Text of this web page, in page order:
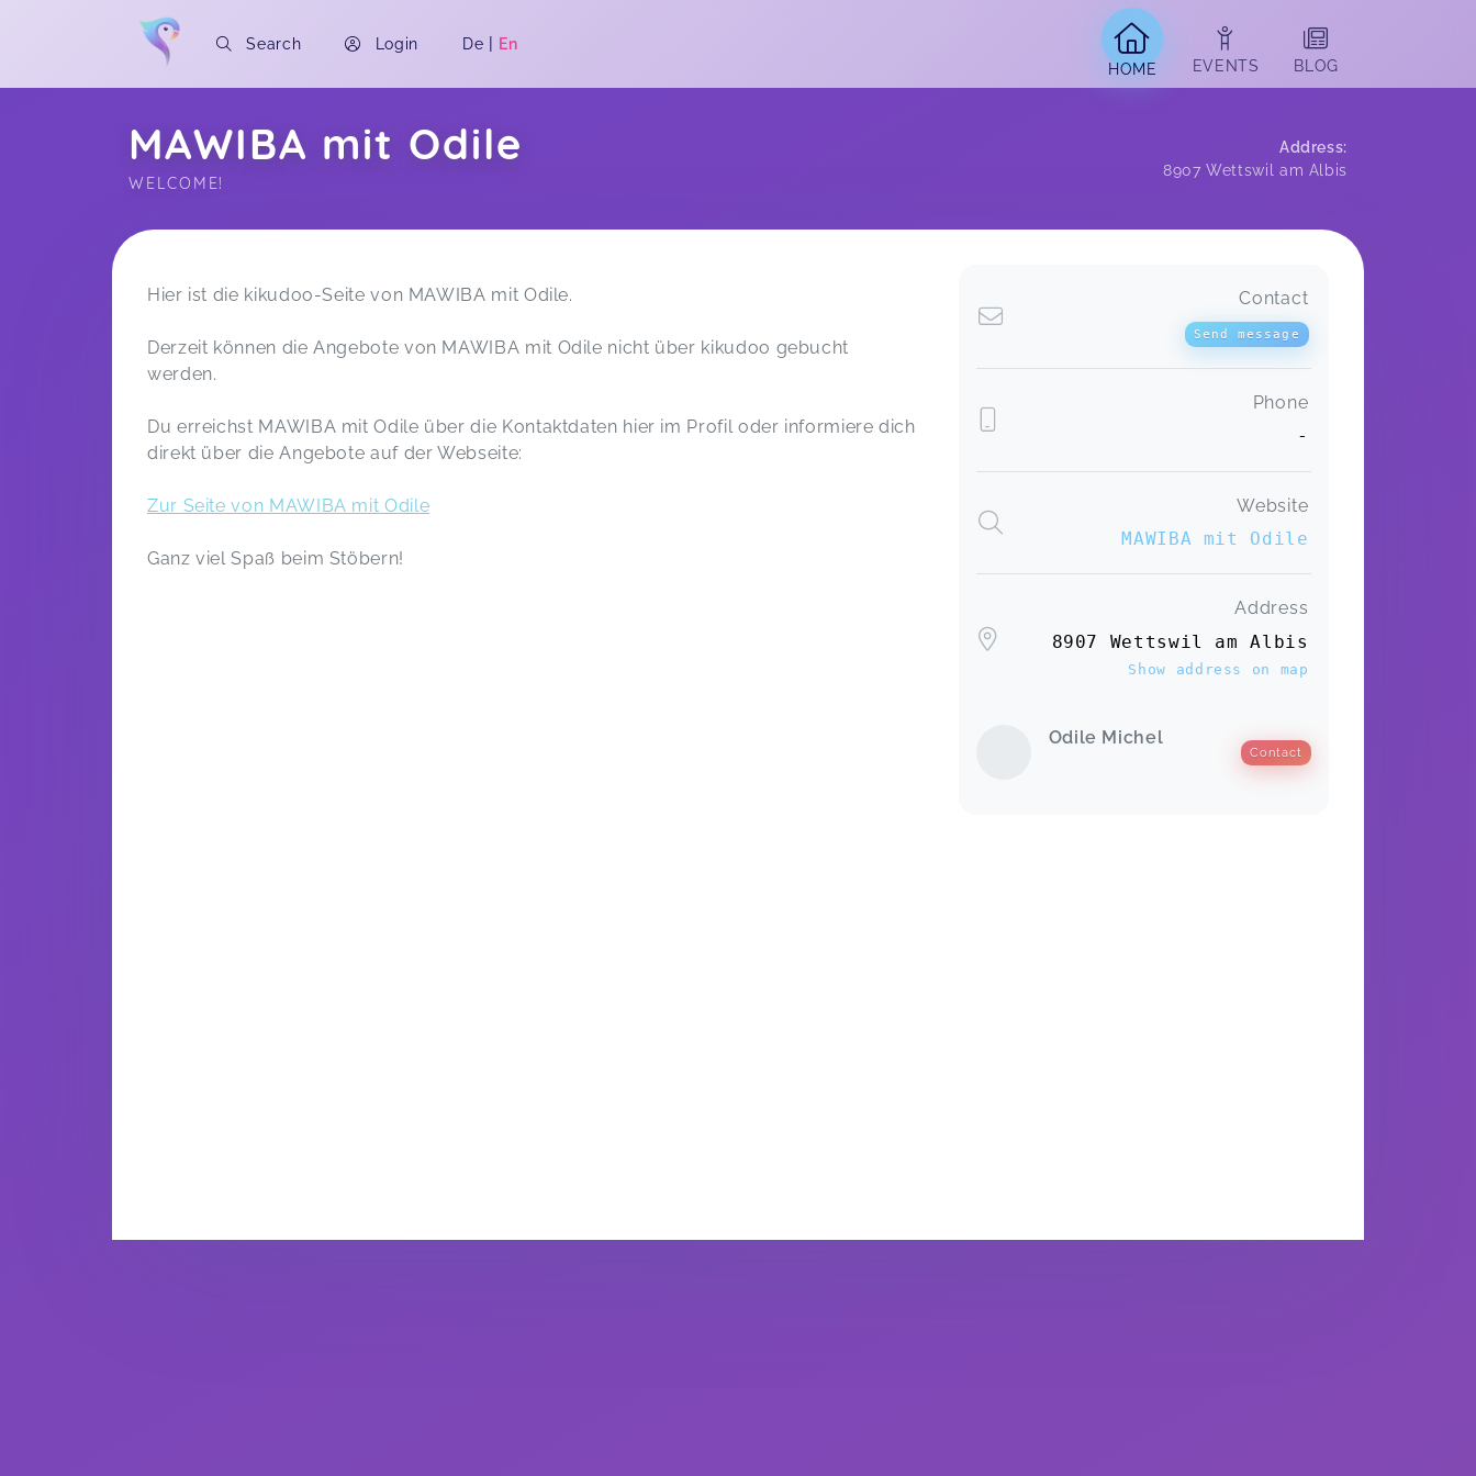
Search Login De | En
HOME
EVENTS BLOG
MAWIBA mit Odile
WELCOME!
Address:
8907 Wettswil am Albis
Soon you will learn more about me here...
Hier ist die kikudoo-Seite von MAWIBA mit Odile.
Derzeit können die Angebote von MAWIBA mit Odile nicht über kikudoo gebucht
werden.
Du erreichst MAWIBA mit Odile über die Kontaktdaten hier im Profil oder informiere dich
direkt über die Angebote auf der Webseite:
Zur Seite von MAWIBA mit Odile
Ganz viel Spaß beim Stöbern!
Contact
Send message
Phone
-
Website
MAWIBA mit Odile
Address
8907 Wettswil am Albis
Show address on map
Odile Michel
Contact